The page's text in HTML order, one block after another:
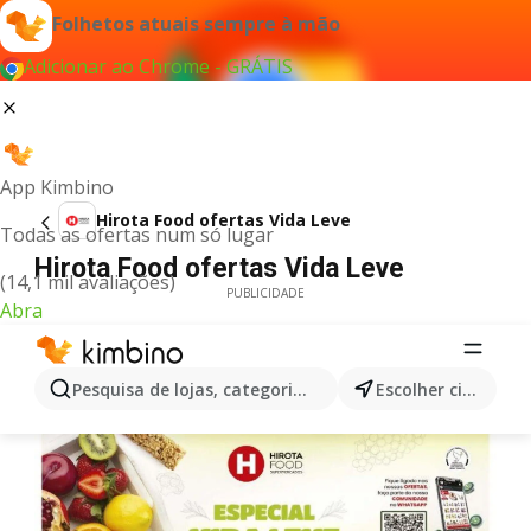
Folhetos atuais sempre à mão
Adicionar ao Chrome - GRÁTIS
App Kimbino
Todas as ofertas num só lugar
(14,1 mil avaliações)
Abra
Pesquisa de lojas, categorias,produtos... Escolher cidade
Hirota Food ofertas Vida Leve
Hirota Food ofertas Vida Leve
PUBLICIDADE